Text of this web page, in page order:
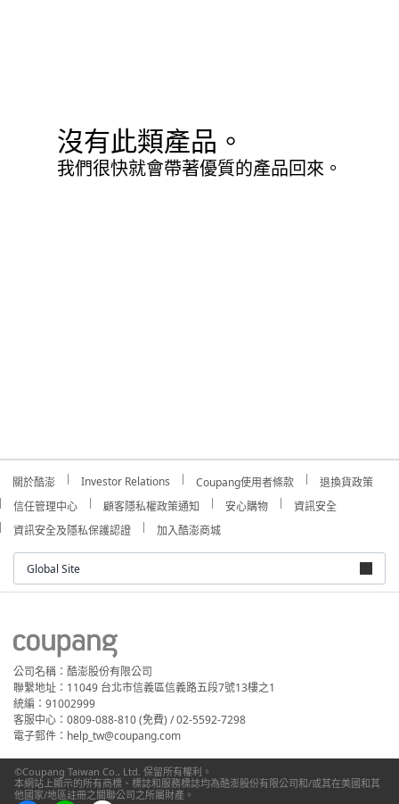
沒有此類產品。
我們很快就會帶著優質的產品回來。
關於酷澎 Investor Relations Coupang使用者條款
退換貨政策
信任管理中心
顧客隱私權政策通知 安心購物
資訊安全
資訊安全及隱私保護認證
加入酷澎商城
Global Site
公司名稱：酷澎股份有限公司
聯繫地址：11049 台北市信義區信義路五段7號13樓之1
統編：91002999
客服中心：0809-088-810 (免費) / 02-5592-7298
電子郵件：help_tw@coupang.com
©Coupang Taiwan Co., Ltd. 保留所有權利。
本網站上顯示的所有商標、標誌和服務標誌均為酷澎股份有限公司和/或其在美國和其
他國家/地區註冊之關聯公司之所屬財產。